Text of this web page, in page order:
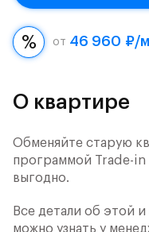
от 46 960 ₽/
О квартире
Обменяйте старую
программой Trade-
выгодно.
Все детали об этой
можно узнать у